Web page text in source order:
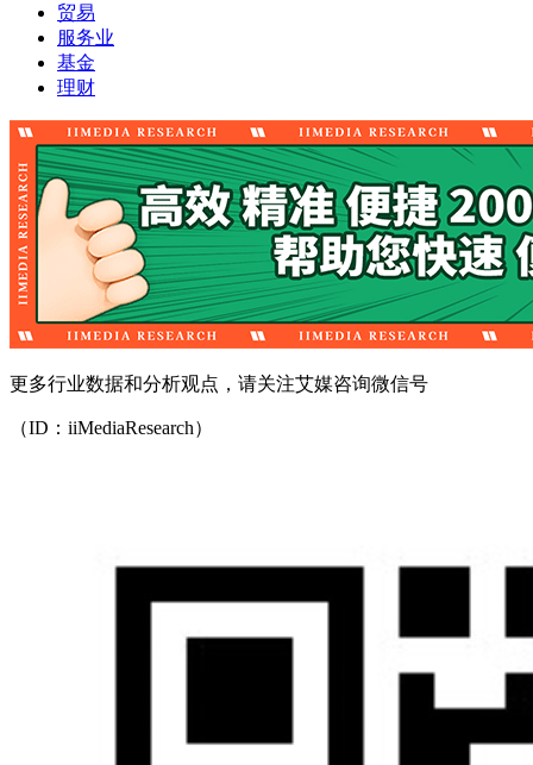
贸易
服务业
基金
理财
更多行业数据和分析观点，请关注艾媒咨询微信号
（ID：iiMediaResearch）